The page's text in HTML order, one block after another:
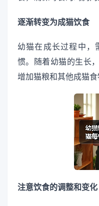
逐渐转变为成猫饮食
幼猫在成长过程中，
惯。随着幼猫的生长
增加猫粮和其他成猫食
注意饮食的调整和变化